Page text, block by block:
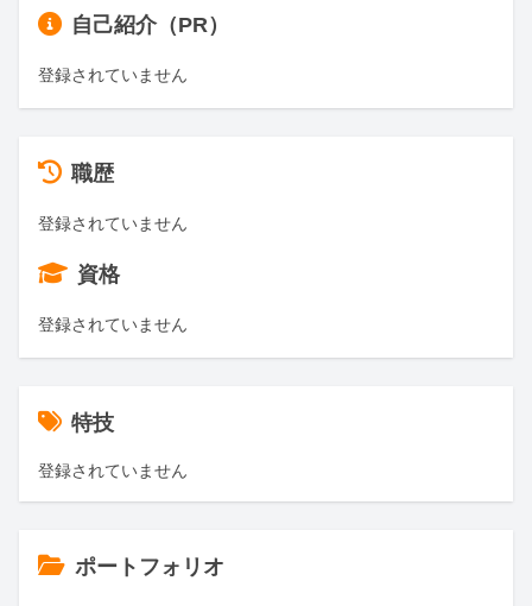
自己紹介（PR）
登録されていません
職歴
登録されていません
資格
登録されていません
特技
登録されていません
ポートフォリオ